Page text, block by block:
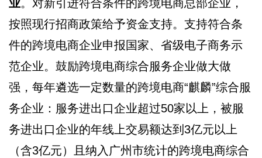
业。对新引进符合条件的跨境电商总部企业，
按照现行招商政策给予资金支持。支持符合条
件的跨境电商企业申报国家、省级电子商务示
范企业。鼓励跨境电商综合服务企业做大做
强，每年遴选一定数量的跨境电商“麒麟”综合服
务企业：服务进出口企业超过50家以上，被服
务进出口企业的年线上交易额达到3亿元以上
（含3亿元）且纳入广州市统计的跨境电商综合